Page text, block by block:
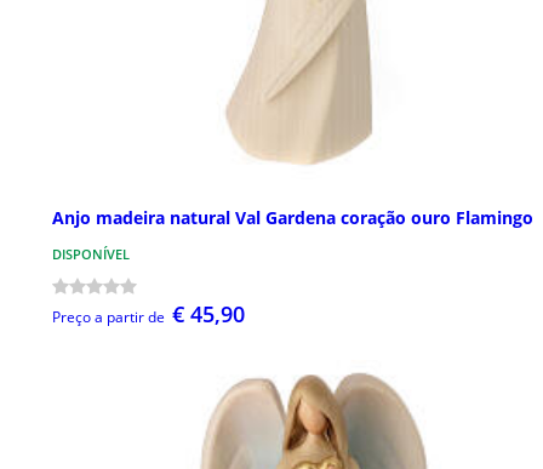
Anjo madeira natural Val Gardena coração ouro Flamingo
DISPONÍVEL
Preço a partir de € 45,90